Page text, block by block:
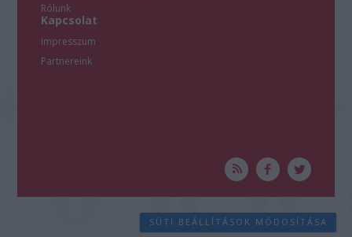
Rólunk
Kapcsolat
Impresszum
Partnereink
SÜTI BEÁLLÍTÁSOK MÓDOSÍTÁSA